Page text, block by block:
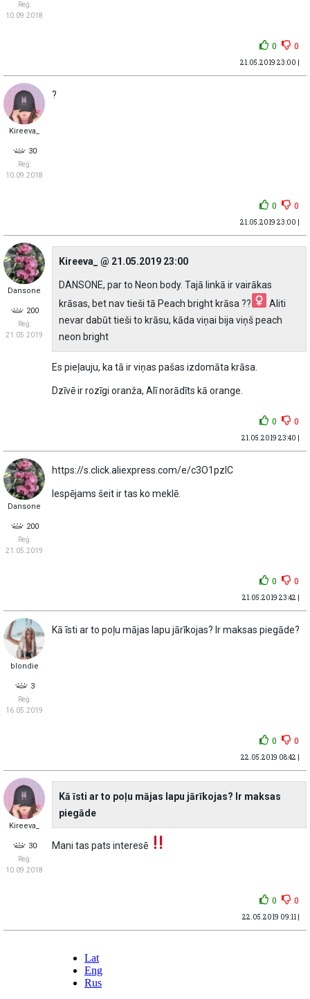
Reģ:
10.09.2018
0 0
21.05.2019 23:00 |
Kireeva_
30
Reģ:
10.09.2018
?
0 0
21.05.2019 23:00 |
Dansone
200
Reģ:
21.05.2019
Kireeva_ @ 21.05.2019 23:00
DANSONE, par to Neon body. Tajā linkā ir vairākas
krāsas, bet nav tieši tā Peach bright krāsa ??‍
Aliti
nevar dabūt tieši to krāsu, kāda viņai bija viņš peach
neon bright
Es pieļauju, ka tā ir viņas pašas izdomāta krāsa.
Dzīvē ir rozīgi oranža, Alī norādīts kā orange.
0 0
21.05.2019 23:40 |
Dansone
200
Reģ:
21.05.2019
https://s.click.aliexpress.com/e/c3O1pzIC
Iespējams šeit ir tas ko meklē.
0 0
21.05.2019 23:42 |
blondie
3
Reģ:
16.05.2019
Kā īsti ar to poļu mājas lapu jārīkojas? Ir maksas piegāde?
0 0
22.05.2019 08:42 |
Kireeva_
30
Reģ:
10.09.2018
Kā īsti ar to poļu mājas lapu jārīkojas? Ir maksas
piegāde
Mani tas pats interesē
0 0
22.05.2019 09:11 |